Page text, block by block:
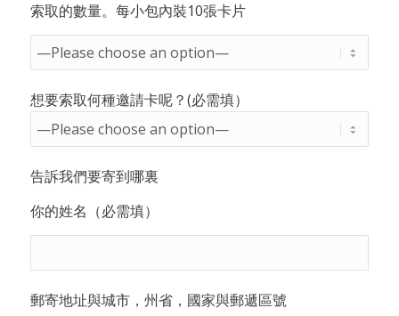
索取的數量。每小包內裝10張卡片
想要索取何種邀請卡呢？(必需填）
告訴我們要寄到哪裏
你的姓名（必需填）
郵寄地址與城市，州省，國家與郵遞區號